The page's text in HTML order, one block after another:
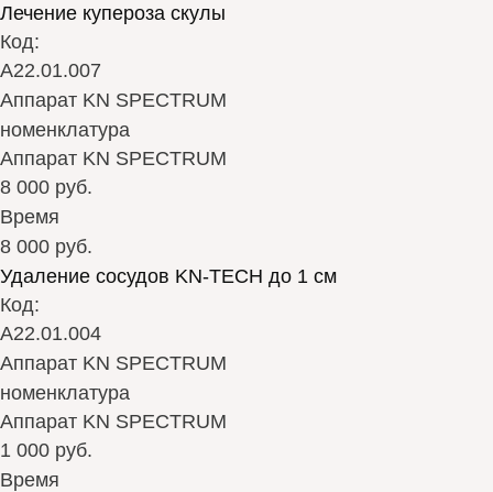
Лечение купероза скулы
Код:
А22.01.007
Аппарат KN SPECTRUM
номенклатура
Аппарат KN SPECTRUM
8 000 руб.
Время
8 000 руб.
Удаление сосудов KN-TECH до 1 см
Код:
А22.01.004
Аппарат KN SPECTRUM
номенклатура
Аппарат KN SPECTRUM
1 000 руб.
Время